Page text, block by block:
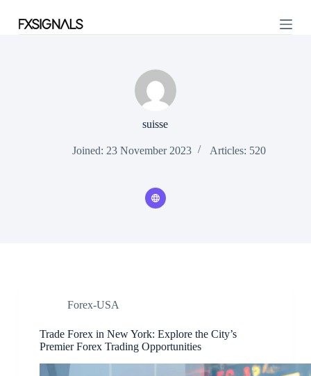
suisse
Joined: 23 November 2023 Articles: 520
Forex-USA
Trade Forex in New York: Explore the City’s
Premier Forex Trading Opportunities